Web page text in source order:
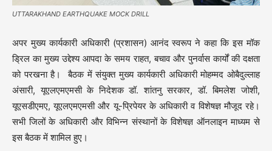
UTTARAKHAND EARTHQUAKE MOCK DRILL
अपर मुख्य कार्यकारी अधिकारी (प्रशासन) आनंद स्वरूप ने कहा कि इस मॉक
ड्रिल का मुख्य उद्देश्य आपदा के समय राहत, बचाव और पुनर्वास कार्यों की दक्षता
को परखना है। बैठक में संयुक्त मुख्य कार्यकारी अधिकारी मोहम्मद ओबैदुल्लाह
अंसारी, यूएलएमएमसी के निदेशक डॉ. शांतनु सरकार, डॉ. बिमलेश जोशी,
यूएसडीएमए, यूएलएमएमसी और यू-प्रिपेयर के अधिकारी व विशेषज्ञ मौजूद रहे।
सभी जिलों के अधिकारी और विभिन्न संस्थानों के विशेषज्ञ ऑनलाइन माध्यम से
इस बैठक में शामिल हुए।